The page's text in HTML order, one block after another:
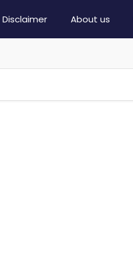
Disclaimer About us